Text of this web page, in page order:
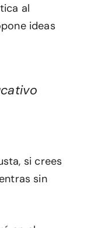
al
ideas
si crees
sin